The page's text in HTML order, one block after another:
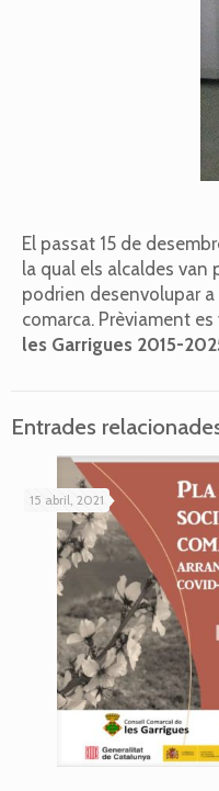
El passat 15 de
la qual els alcaldes van
podrien desenvolupar
comarca. Prèviament
les Garrigues 2015-
Entrades
15 abril, 2021